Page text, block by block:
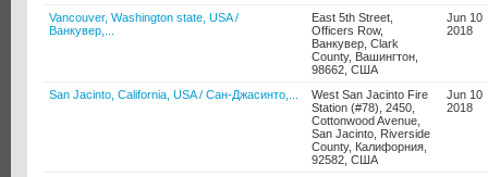
Vancouver, Washington state, USA /
Ванкувер,...
East 5th Street,
Officers Row,
Ванкувер, Clark
County, Вашингтон,
98662, США
Jun 10
2018
San Jacinto, California, USA / Сан-Джасинто,...
West San Jacinto Fire
Station (#78), 2450,
Cottonwood Avenue,
San Jacinto, Riverside
County, Калифорния,
92582, США
Jun 10
2018